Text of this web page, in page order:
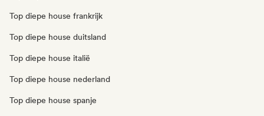
Top diepe house frankrijk
Top diepe house duitsland
Top diepe house italië
Top diepe house nederland
Top diepe house spanje